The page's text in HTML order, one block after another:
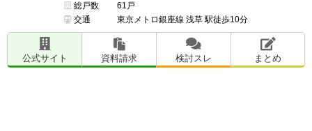
総戸数
61戸
交通
東京メトロ銀座線 浅草 駅徒歩10分
公式サイト 資料請求 検討スレ まとめ